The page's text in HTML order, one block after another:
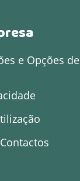
e Opções de